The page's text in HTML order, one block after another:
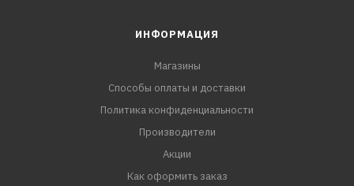
ИНФОРМАЦИЯ
Магазины
Способы оплаты и доставки
Политика конфиденциальности
Производители
Акции
Как оформить заказ